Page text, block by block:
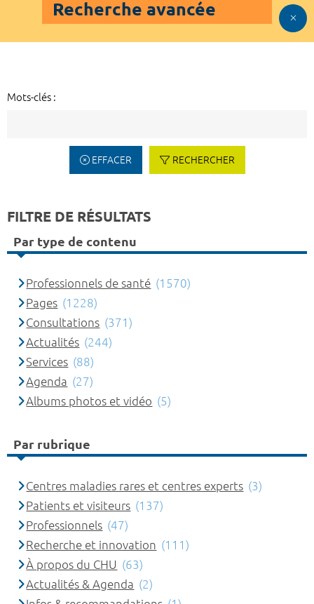
Recherche avancée
Mots-clés :
EFFACER RECHERCHER
FILTRE DE RÉSULTATS
Par type de contenu
Professionnels de santé (1570)
Pages (1228)
Consultations (371)
Actualités (244)
Services (88)
Agenda (27)
Albums photos et vidéo (5)
Par rubrique
Centres maladies rares et centres experts (3)
Patients et visiteurs (137)
Professionnels (47)
Recherche et innovation (111)
À propos du CHU (63)
Actualités & Agenda (2)